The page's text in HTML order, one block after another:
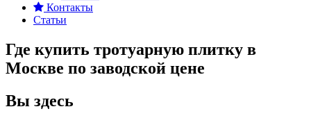
Контакты
Статьи
Где купить тротуарную плитку в
Москве по заводской цене
Вы здесь